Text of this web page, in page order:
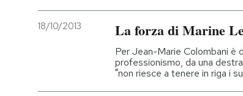
18/10/2013 La forza di Marine
Per Jean-Marie Colombani è
professionismo, da una
"non riesce a tenere in riga i